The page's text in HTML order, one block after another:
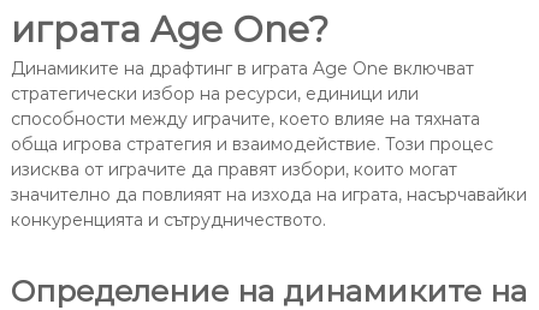
играта Age One?
Динамиките на драфтинг в играта Age One включват
стратегически избор на ресурси, единици или
способности между играчите, което влияе на тяхната
обща игрова стратегия и взаимодействие. Този процес
изисква от играчите да правят избори, които могат
значително да повлияят на изхода на играта, насърчавайки
конкуренцията и сътрудничеството.
Определение на динамиките на